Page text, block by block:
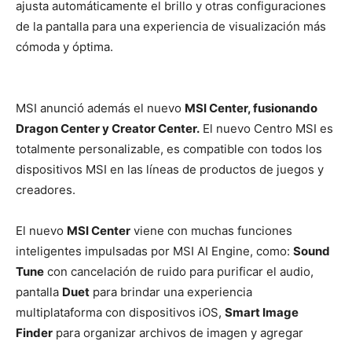
ajusta automáticamente el brillo y otras configuraciones
de la pantalla para una experiencia de visualización más
cómoda y óptima.
MSI anunció además el nuevo MSI Center, fusionando
Dragon Center y Creator Center. El nuevo Centro MSI es
totalmente personalizable, es compatible con todos los
dispositivos MSI en las líneas de productos de juegos y
creadores.
El nuevo MSI Center viene con muchas funciones
inteligentes impulsadas por MSI AI Engine, como: Sound
Tune con cancelación de ruido para purificar el audio,
pantalla Duet para brindar una experiencia
multiplataforma con dispositivos iOS, Smart Image
Finder para organizar archivos de imagen y agregar